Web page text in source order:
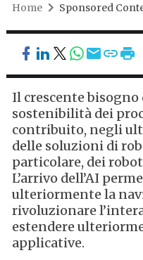
Home Sponsored
Il crescente
sostenibilità dei
contribuito, negli
delle soluzioni di
particolare, dei
L’arrivo dell’AI
ulteriormente la
rivoluzionare
estendere
applicative.